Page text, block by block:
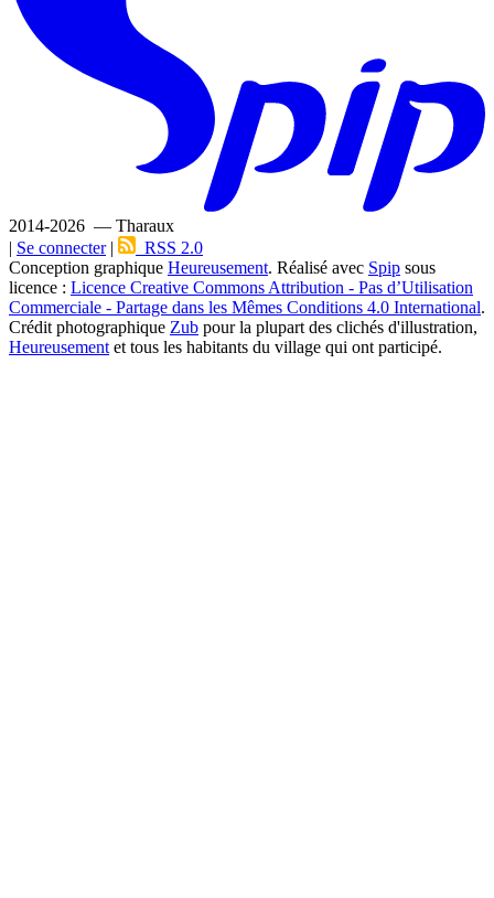
2014-2026 — Tharaux
| Se connecter|
RSS 2.0
Conception graphique Heureusement. Réalisé avec Spip sous
licence : Licence Creative Commons Attribution - Pas d’Utilisation
Commerciale - Partage dans les Mêmes Conditions 4.0 International.
Crédit photographique Zub pour la plupart des clichés d'illustration,
Heureusement et tous les habitants du village qui ont participé.